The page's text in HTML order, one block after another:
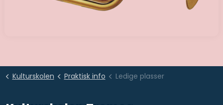
Kulturskolen Praktisk info Ledige plasser